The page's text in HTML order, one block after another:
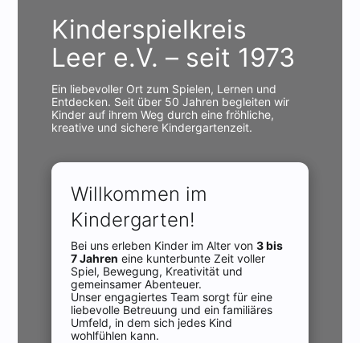
Kinderspielkreis
Leer e.V. – seit 1973
Ein liebevoller Ort zum Spielen, Lernen und
Entdecken. Seit über 50 Jahren begleiten wir
Kinder auf ihrem Weg durch eine fröhliche,
kreative und sichere Kindergartenzeit.
Willkommen im
Kindergarten!
Bei uns erleben Kinder im Alter von3 bis
7 Jahren eine kunterbunte Zeit voller
Spiel, Bewegung, Kreativität und
gemeinsamer Abenteuer.
Unser engagiertes Team sorgt für eine
liebevolle Betreuung und ein familiäres
Umfeld, in dem sich jedes Kind
wohlfühlen kann.